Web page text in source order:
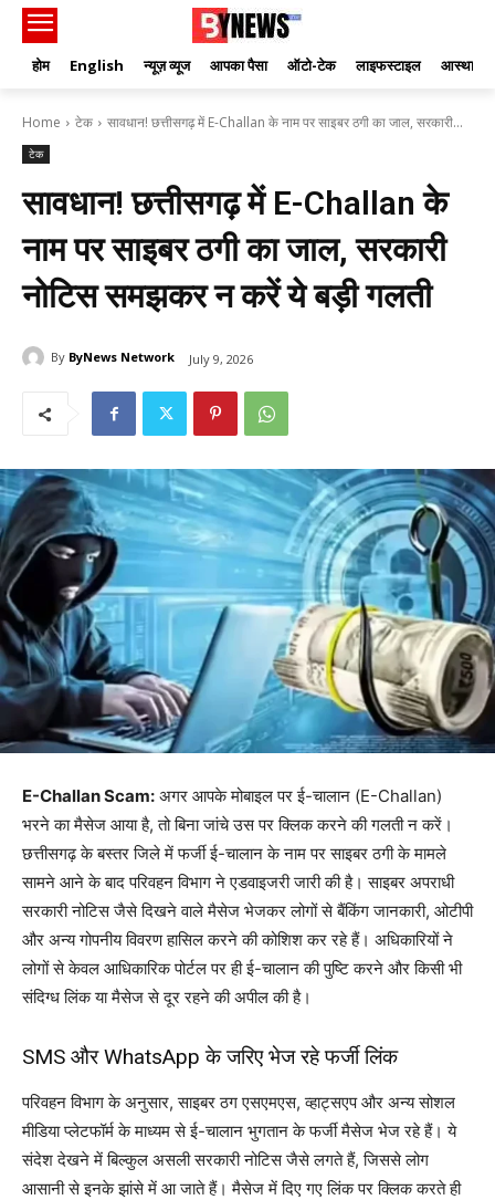
होम English न्यूज़ व्यूज आपका पैसा ऑटो-टेक लाइफस्टाइल आस्था
Home टेक सावधान! छत्तीसगढ़ में E-Challan के नाम पर साइबर ठगी का जाल, सरकारी...
टेक
सावधान! छत्तीसगढ़ में E-Challan के
नाम पर साइबर ठगी का जाल, सरकारी
नोटिस समझकर न करें ये बड़ी गलती
By ByNews Network July 9, 2026
E-Challan Scam: अगर आपके मोबाइल पर ई-चालान (E-Challan)
भरने का मैसेज आया है, तो बिना जांचे उस पर क्लिक करने की गलती न करें।
छत्तीसगढ़ के बस्तर जिले में फर्जी ई-चालान के नाम पर साइबर ठगी के मामले
सामने आने के बाद परिवहन विभाग ने एडवाइजरी जारी की है। साइबर अपराधी
सरकारी नोटिस जैसे दिखने वाले मैसेज भेजकर लोगों से बैंकिंग जानकारी, ओटीपी
और अन्य गोपनीय विवरण हासिल करने की कोशिश कर रहे हैं। अधिकारियों ने
लोगों से केवल आधिकारिक पोर्टल पर ही ई-चालान की पुष्टि करने और किसी भी
संदिग्ध लिंक या मैसेज से दूर रहने की अपील की है।
SMS और WhatsApp के जरिए भेज रहे फर्जी लिंक
परिवहन विभाग के अनुसार, साइबर ठग एसएमएस, व्हाट्सएप और अन्य सोशल
मीडिया प्लेटफॉर्म के माध्यम से ई-चालान भुगतान के फर्जी मैसेज भेज रहे हैं। ये
संदेश देखने में बिल्कुल असली सरकारी नोटिस जैसे लगते हैं, जिससे लोग
आसानी से इनके झांसे में आ जाते हैं। मैसेज में दिए गए लिंक पर क्लिक करते ही